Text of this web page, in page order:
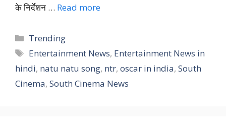
के निर्देशन … Read more
Categories
Trending
Tags
Entertainment News, Entertainment News in
hindi, natu natu song, ntr, oscar in india, South
Cinema, South Cinema News